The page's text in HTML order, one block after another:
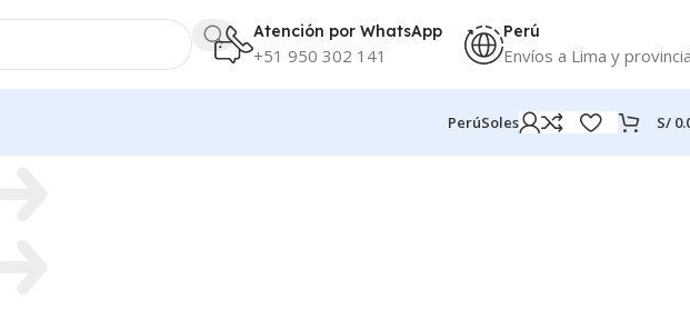
Atención por WhatsApp
+51 950 302 141
Perú
Envíos a Lima y
PerúSoles S/